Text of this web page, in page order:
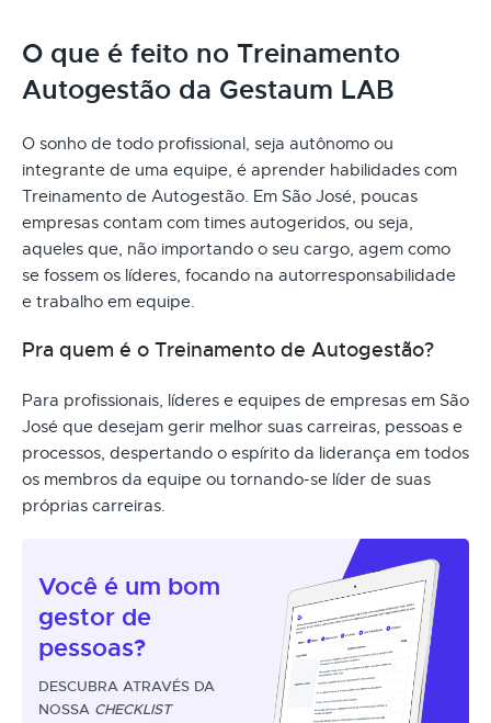
O que é feito no Treinamento
Autogestão da Gestaum LAB
O sonho de todo profissional, seja autônomo ou
integrante de uma equipe, é aprender habilidades com
Treinamento de Autogestão. Em São José, poucas
empresas contam com times autogeridos, ou seja,
aqueles que, não importando o seu cargo, agem como
se fossem os líderes, focando na autorresponsabilidade
e trabalho em equipe.
Pra quem é o Treinamento de Autogestão?
Para profissionais, líderes e equipes de empresas em São
José que desejam gerir melhor suas carreiras, pessoas e
processos, despertando o espírito da liderança em todos
os membros da equipe ou tornando-se líder de suas
próprias carreiras.
Você é um bom
gestor de
pessoas?
DESCUBRA ATRAVÉS DA
NOSSA CHECKLIST